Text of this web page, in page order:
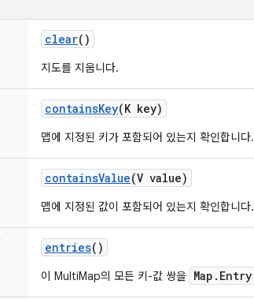
clear()
지도를 지웁니다.
containsKey(K key)
맵에 지정된 키가 포함되어 있는지 확인합니다.
containsValue(V value)
맵에 지정된 값이 포함되어 있는지 확인합니다.
entries()
이 MultiMap의 모든 키-값 쌍을 Map.Entry